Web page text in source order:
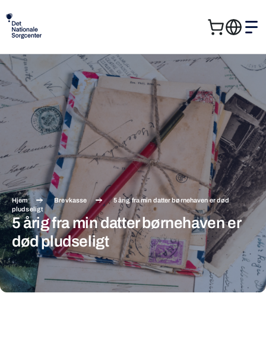
Kurv
Søg
efter:
Søg
Hjem Brevkasse
5 årig fra min datter børnehaven er død
pludseligt
5 årig fra min datter børnehaven er
død pludseligt